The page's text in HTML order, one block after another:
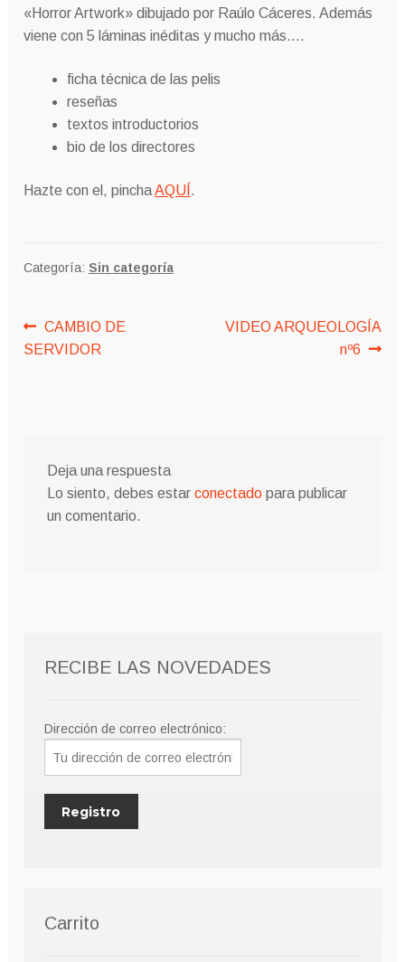
«Horror Artwork» dibujado por Raúlo Cáceres. Además
viene con 5 láminas inéditas y mucho más….
ficha técnica de las pelis
reseñas
textos introductorios
bio de los directores
Hazte con el, pinchaAQUÍ .
Categoría: Sin categoría
Navegación
de
Anterior:
CAMBIO DE
SERVIDOR
Siguiente:
VIDEO ARQUEOLOGÍA
nº6
Deja una respuesta
Lo siento, debes estar conectadopara publicar
un comentario.
RECIBE LAS NOVEDADES
Dirección de correo electrónico:
Carrito